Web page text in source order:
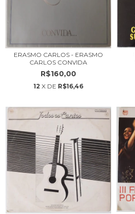
ERASMO CARLOS - ERASMO
CARLOS CONVIDA
R$160,00
12 X DE R$16,46